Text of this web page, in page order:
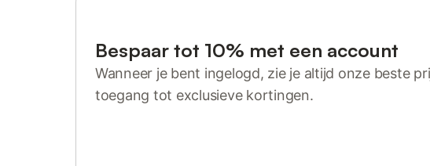
Bespaar tot 10% met een account
Wanneer je bent ingelogd, zie je altijd onze beste
toegang tot exclusieve kortingen.